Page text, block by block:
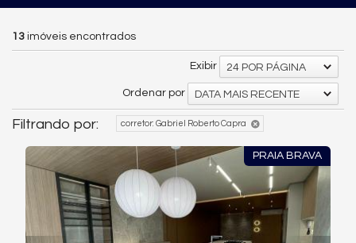
13 imóveis encontrados
Exibir 24 POR PÁGINA
Ordenar por DATA MAIS RECENTE
Filtrando por: corretor: Gabriel Roberto Capra
PRAIA BRAVA